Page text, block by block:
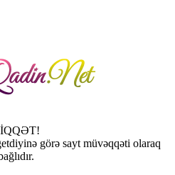
görə sayt müvəqqəti olaraq